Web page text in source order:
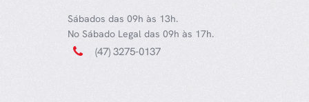
Sábados das 09h às 13h.
No Sábado Legal das 09h às 17h.
(47) 3275-0137